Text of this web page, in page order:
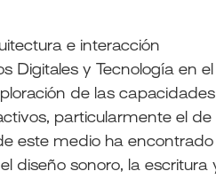
e interacción
Digitales y Tecnología en
de las
particularmente el
este medio ha
diseño sonoro, la escritura